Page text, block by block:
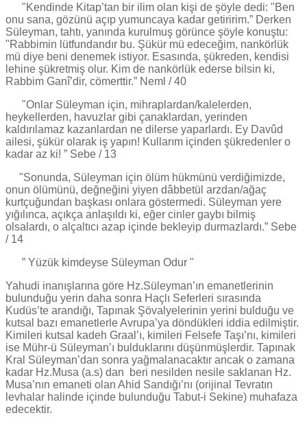
"Kendinde Kitap’tan bir ilim olan kişi de şöyle dedi: "Ben
onu sana, gözünü açıp yumuncaya kadar getiririm.” Derken
Süleyman, tahtı, yanında kurulmuş görünce şöyle konuştu:
"Rabbimin lütfundandır bu. Şükür mü edeceğim, nankörlük
mü diye beni denemek istiyor. Esasında, şükreden, kendisi
lehine şükretmiş olur. Kim de nankörlük ederse bilsin ki,
Rabbim Ganî’dir, cömerttir.” Neml / 40
"Onlar Süleyman için, mihraplardan/kalelerden,
heykellerden, havuzlar gibi çanaklardan, yerinden
kaldırılamaz kazanlardan ne dilerse yaparlardı. Ey Davûd
ailesi, şükür olarak iş yapın! Kullarım içinden şükredenler o
kadar az ki! ” Sebe / 13
"Sonunda, Süleyman için ölüm hükmünü verdiğimizde,
onun ölümünü, değneğini yiyen dâbbetül arzdan/ağaç
kurtçuğundan başkası onlara göstermedi. Süleyman yere
yığılınca, açıkça anlaşıldı ki, eğer cinler gaybı bilmiş
olsalardı, o alçaltıcı azap içinde bekleyip durmazlardı.” Sebe
/ 14
” Yüzük kimdeyse Süleyman Odur "
Yahudi inanışlarına göre Hz.Süleyman’ın emanetlerinin
bulunduğu yerin daha sonra Haçlı Seferleri sırasında
Kudüs’te arandığı, Tapınak Şövalyelerinin yerini bulduğu ve
kutsal bazı emanetlerle Avrupa’ya döndükleri iddia edilmiştir.
Kimileri kutsal kadeh Graal’ı, kimileri Felsefe Taşı’nı, kimileri
ise Mühr-ü Süleyman’ı bulduklarını düşünmüşlerdir. Tapınak
Kral Süleyman’dan sonra yağmalanacaktır ancak o zamana
kadar Hz.Musa (a.s) dan beri nesilden nesile saklanan Hz.
Musa’nın emaneti olan Ahid Sandığı’nı (orijinal Tevratın
levhalar halinde içinde bulunduğu Tabut-i Sekine) muhafaza
edecektir.